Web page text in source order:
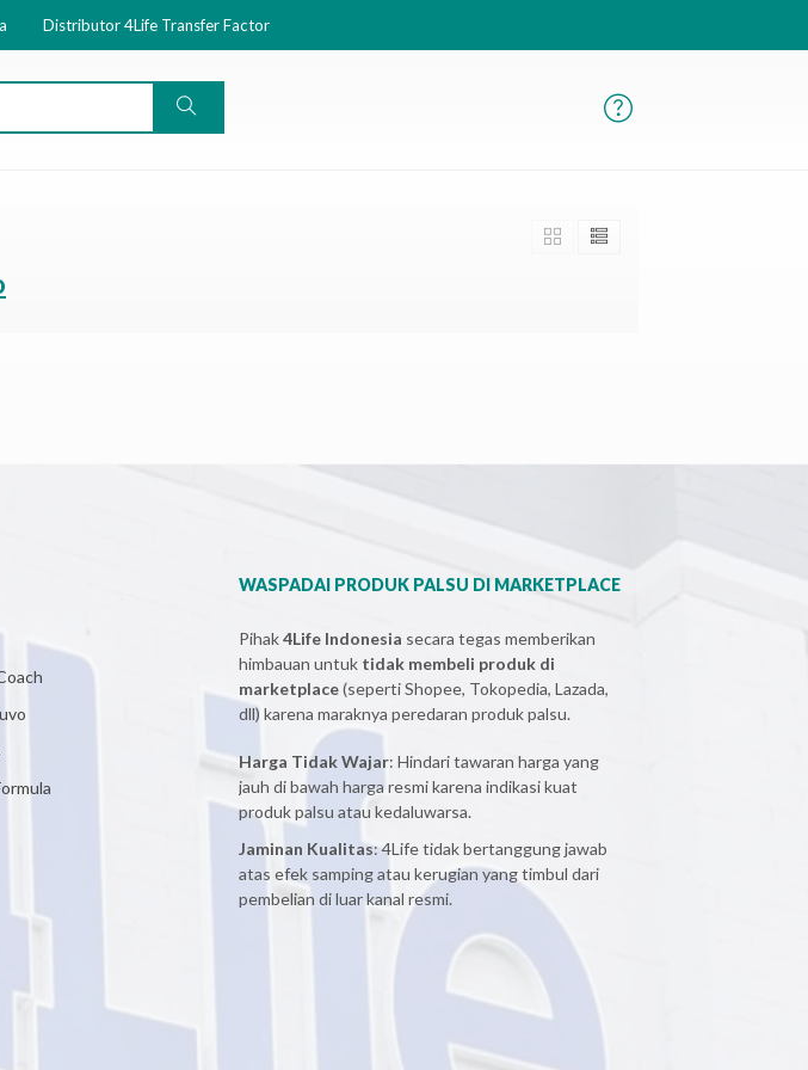
Distributor 4Life Transfer Factor
WASPADAI PRODUK PALSU DI MARKETPLACE
Pihak4Life Indonesia secara tegas memberikan
himbauan untuk tidak membeli produk di
marketplace(seperti Shopee, Tokopedia, Lazada,
dll) karena maraknya peredaran produk palsu.
Harga Tidak Wajar: Hindari tawaran harga yang
jauh di bawah harga resmi karena indikasi kuat
produk palsu atau kedaluwarsa.
Jaminan Kualitas: 4Life tidak bertanggung jawab
atas efek samping atau kerugian yang timbul dari
pembelian di luar kanal resmi.